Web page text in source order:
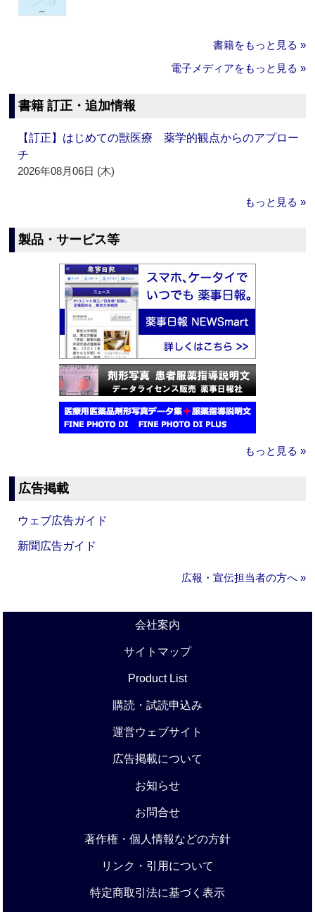
書籍をもっと見る »
電子メディアをもっと見る »
書籍 訂正・追加情報
【訂正】はじめての獣医療 薬学的観点からのアプロー
チ
2026年08月06日 (木)
もっと見る »
製品・サービス等
もっと見る »
広告掲載
ウェブ広告ガイド
新聞広告ガイド
広報・宣伝担当者の方へ »
会社案内
サイトマップ
Product List
購読・試読申込み
運営ウェブサイト
広告掲載について
お知らせ
お問合せ
著作権・個人情報などの方針
リンク・引用について
特定商取引法に基づく表示